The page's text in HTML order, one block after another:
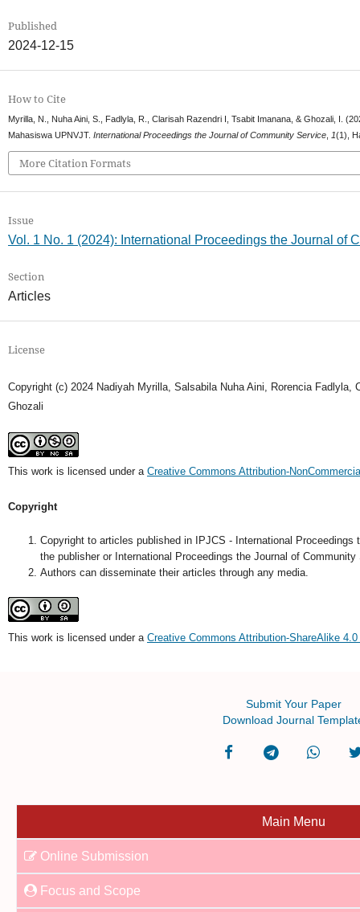
Published
2024-12-15
How to Cite
Myrilla, N., Nuha Aini, S., Fadlyla, R., Clarisah Razendri I, Tsabit Imanana, & Ghozali, I.
Mahasiswa UPNVJT. International Proceedings the Journal of Community Service, 1(1),
More Citation Formats
Issue
Vol. 1 No. 1 (2024): International Proceedings the Journal of
Section
Articles
License
Copyright (c) 2024 Nadiyah Myrilla, Salsabila Nuha Aini, Rorencia Fadlyla,
Ghozali
This work is licensed under a Creative Commons Attribution-
Copyright
Copyright to articles published in IPJCS - International
the publisher or International Proceedings the Journal of Community
Authors can disseminate their articles through any media.
This work is licensed under a Creative Commons Attribution-ShareAlike
Submit Your Paper
Download Journal
Main Menu
Online Submission
Focus and Scope